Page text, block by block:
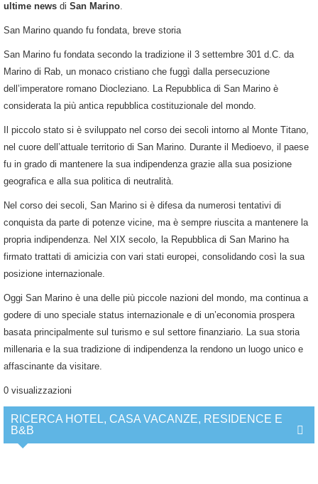
ultime news di San Marino.
San Marino quando fu fondata, breve storia
San Marino fu fondata secondo la tradizione il 3 settembre 301 d.C. da
Marino di Rab, un monaco cristiano che fuggì dalla persecuzione
dell’imperatore romano Diocleziano. La Repubblica di San Marino è
considerata la più antica repubblica costituzionale del mondo.
Il piccolo stato si è sviluppato nel corso dei secoli intorno al Monte Titano,
nel cuore dell’attuale territorio di San Marino. Durante il Medioevo, il paese
fu in grado di mantenere la sua indipendenza grazie alla sua posizione
geografica e alla sua politica di neutralità.
Nel corso dei secoli, San Marino si è difesa da numerosi tentativi di
conquista da parte di potenze vicine, ma è sempre riuscita a mantenere la
propria indipendenza. Nel XIX secolo, la Repubblica di San Marino ha
firmato trattati di amicizia con vari stati europei, consolidando così la sua
posizione internazionale.
Oggi San Marino è una delle più piccole nazioni del mondo, ma continua a
godere di uno speciale status internazionale e di un’economia prospera
basata principalmente sul turismo e sul settore finanziario. La sua storia
millenaria e la sua tradizione di indipendenza la rendono un luogo unico e
affascinante da visitare.
0 visualizzazioni
RICERCA HOTEL, CASA VACANZE, RESIDENCE E
B&B